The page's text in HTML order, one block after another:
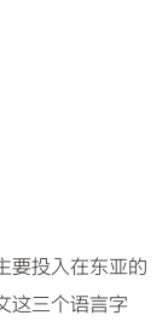
要投入在东亚的
这三个语言字